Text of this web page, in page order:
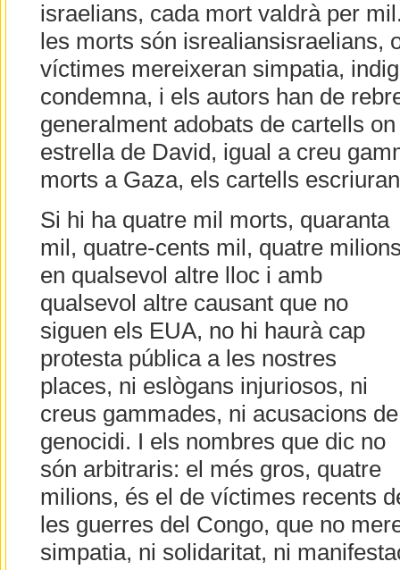
israelians, cada mort valdrà per
les morts són isrealiansisraelians,
víctimes mereixeran simpatia,
condemna, i els autors han de
generalment adobats de cartells
estrella de David, igual a creu
morts a Gaza, els cartells
Si hi ha quatre mil morts, quaranta
mil, quatre-cents mil, quatre
en qualsevol altre lloc i amb
qualsevol altre causant que no
siguen els EUA, no hi haurà cap
protesta pública a les nostres
places, ni eslògans injuriosos, ni
creus gammades, ni acusacions de
genocidi. I els nombres que dic no
són arbitraris: el més gros, quatre
milions, és el de víctimes recents
les guerres del Congo, que no
simpatia, ni solidaritat, ni